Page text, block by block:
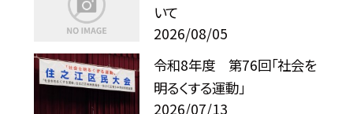
いて
2026/08/05
令和8年度 第76回「社会を
明るくする運動」
2026/07/13